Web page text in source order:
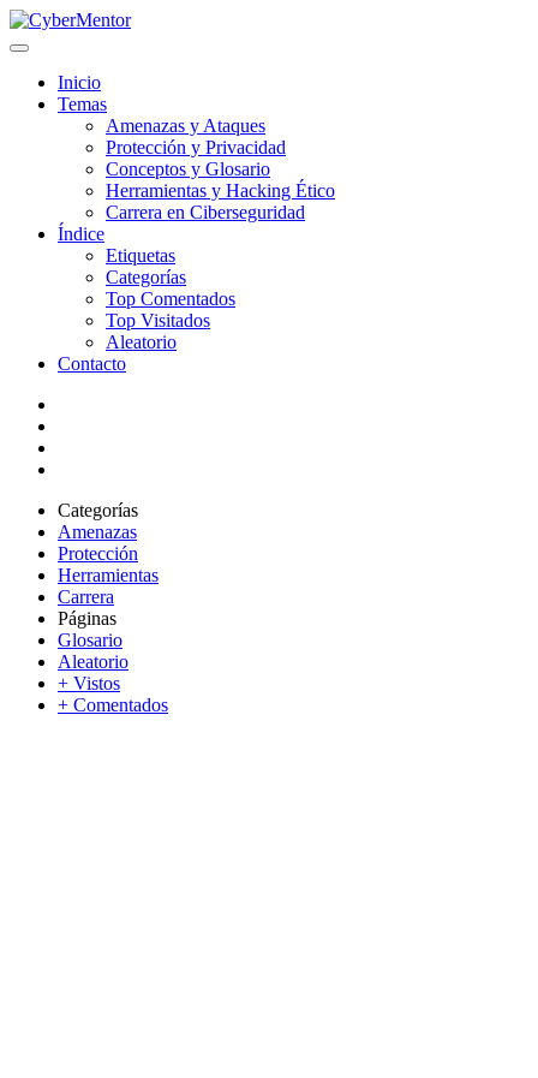
Inicio
Temas
Amenazas y Ataques
Protección y Privacidad
Conceptos y Glosario
Herramientas y Hacking Ético
Carrera en Ciberseguridad
Índice
Etiquetas
Categorías
Top Comentados
Top Visitados
Aleatorio
Contacto
Categorías
Amenazas
Protección
Herramientas
Carrera
Páginas
Glosario
Aleatorio
+ Vistos
+ Comentados